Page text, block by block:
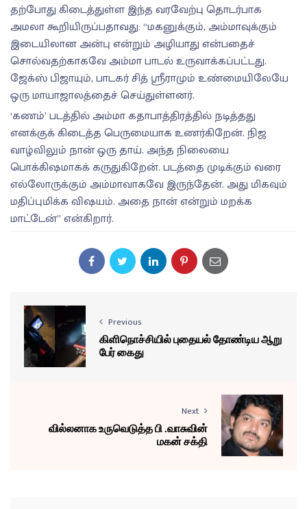
தற்போது கிடைத்துள்ள இந்த வரவேற்பு தொடர்பாக
அமலா கூறியிருப்பதாவது: “மகனுக்கும், அம்மாவுக்கும்
இடையிலான அன்பு என்றும் அழியாது என்பதைச்
சொல்வதற்காகவே அம்மா பாடல் உருவாக்கப்பட்டது.
ஜேக்ஸ் பிஜாயும், பாடகர் சித் ஸ்ரீராமும் உண்மையிலேயே
ஒரு மாயாஜாலத்தைச் செய்துள்ளனர்.
‘கணம்’ படத்தில் அம்மா கதாபாத்திரத்தில் நடித்தது
எனக்குக் கிடைத்த பெருமையாக உணர்கிறேன். நிஜ
வாழ்விலும் நான் ஒரு தாய். அந்த நிலையை
பொக்கிஷமாகக் கருதுகிறேன். படத்தை முடிக்கும் வரை
எல்லோருக்கும் அம்மாவாகவே இருந்தேன். அது மிகவும்
மதிப்புமிக்க விஷயம். அதை நான் என்றும் மறக்க
மாட்டேன்” என்கிறார்.
Previous
கிளிநொச்சியில் புதையல் தோண்டிய ஆறு
பேர் கைது
Next
வில்லனாக உருவெடுத்த பி .வாசுவின்
மகன் சக்தி